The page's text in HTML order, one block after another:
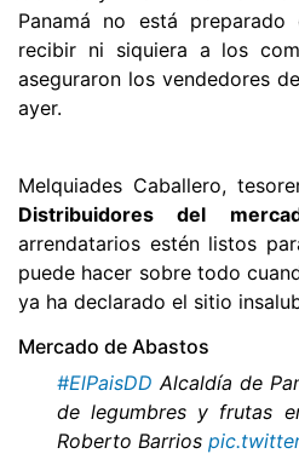
Panamá no está
recibir ni siquiera a los
aseguraron los vendedores
ayer.
Melquiades Caballero,
Distribuidores del
arrendatarios estén listos
puede hacer sobre todo
ya ha declarado el sitio
Mercado de Abastos
#ElPaisDD Alcaldía de
de legumbres y frutas
Roberto Barrios